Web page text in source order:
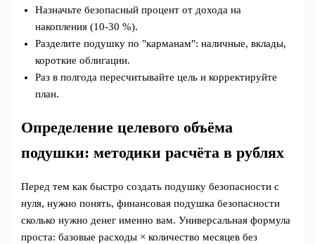
Назначьте безопасный процент от дохода на
накопления (10-30 %).
Разделите подушку по "карманам": наличные, вклады,
короткие облигации.
Раз в полгода пересчитывайте цель и корректируйте
план.
Определение целевого объёма
подушки: методики расчёта в рублях
Перед тем как быстро создать подушку безопасности с
нуля, нужно понять, финансовая подушка безопасности
сколько нужно денег именно вам. Универсальная формула
проста: базовые расходы × количество месяцев без